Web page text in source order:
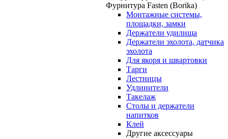
Фурнитура Fasten (Borika)
Монтажные системы,
площадки, замки
Держатели удилища
Держатели эхолота, датчика
эхолота
Для якоря и швартовки
Тарги
Лестницы
Удлинители
Такелаж
Столы и держатели
напитков
Клей
Другие аксессуары